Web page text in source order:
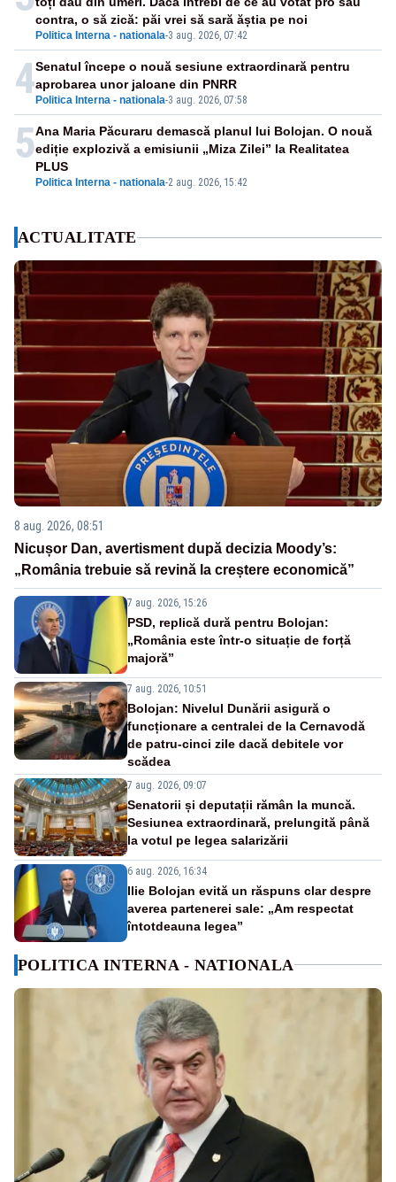
Politica Interna - nationala-3 aug. 2026, 07:42
contra, o să zică: păi vrei să sară ăștia pe noi
4 Politica Interna - nationala-3 aug. 2026, 07:58
Senatul începe o nouă sesiune extraordinară pentru
aprobarea unor jaloane din PNRR
5
Politica Interna - nationala-2 aug. 2026, 15:42
Ana Maria Păcuraru demască planul lui Bolojan. O nouă
ediție explozivă a emisiunii „Miza Zilei” la Realitatea
PLUS
ACTUALITATE
8 aug. 2026, 08:51
Nicușor Dan, avertisment după decizia Moody’s:
„România trebuie să revină la creștere economică”
7 aug. 2026, 15:26
PSD, replică dură pentru Bolojan:
„România este într-o situație de forță
majoră”
7 aug. 2026, 10:51
Bolojan: Nivelul Dunării asigură o
funcționare a centralei de la Cernavodă
de patru-cinci zile dacă debitele vor
scădea
7 aug. 2026, 09:07
Senatorii și deputații rămân la muncă.
Sesiunea extraordinară, prelungită până
la votul pe legea salarizării
6 aug. 2026, 16:34
Ilie Bolojan evită un răspuns clar despre
averea partenerei sale: „Am respectat
întotdeauna legea”
POLITICA INTERNA - NATIONALA